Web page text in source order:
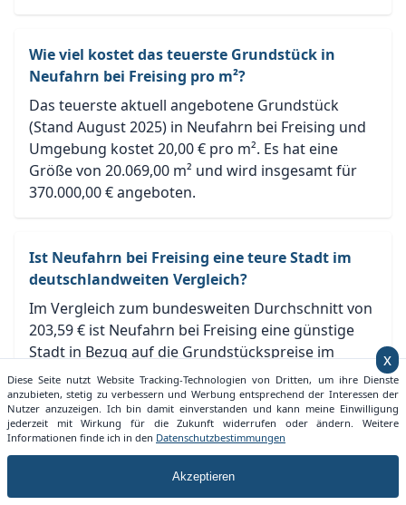
Wie viel kostet das teuerste Grundstück in
Neufahrn bei Freising pro m²?
Das teuerste aktuell angebotene Grundstück
(Stand August 2025) in Neufahrn bei Freising und
Umgebung kostet 20,00 € pro m². Es hat eine
Größe von 20.069,00 m² und wird insgesamt für
370.000,00 € angeboten.
Ist Neufahrn bei Freising eine teure Stadt im
deutschlandweiten Vergleich?
Im Vergleich zum bundesweiten Durchschnitt von
203,59 € ist Neufahrn bei Freising eine günstige
Stadt in Bezug auf die Grundstückspreise im
August 2025. Allerdings sollte man dies auch auf
Ebene von Bayern betrachten. Hier ist Neufahrn
bei Freising günstiger als der durchschnittliche
Grundstückspreis von Bayern mit 328,70 €.
x
Diese Seite nutzt Website Tracking-Technologien von Dritten, um ihre Dienste
anzubieten, stetig zu verbessern und Werbung entsprechend der Interessen der
Nutzer anzuzeigen. Ich bin damit einverstanden und kann meine Einwilligung
jederzeit mit Wirkung für die Zukunft widerrufen oder ändern. Weitere
Informationen finde ich in den Datenschutzbestimmungen
Akzeptieren